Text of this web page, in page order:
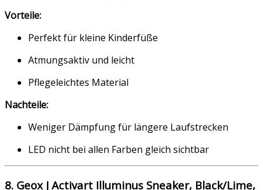
Vorteile:
Perfekt für kleine Kinderfüße
Atmungsaktiv und leicht
Pflegeleichtes Material
Nachteile:
Weniger Dämpfung für längere Laufstrecken
LED nicht bei allen Farben gleich sichtbar
8. Geox J Activart Illuminus Sneaker, Black/Lime,